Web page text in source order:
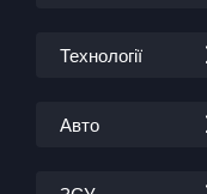
Технології
Авто